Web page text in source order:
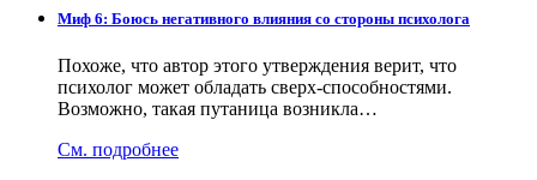
Миф 6: Боюсь негативного влияния со стороны психолога
Похоже, что автор этого утверждения верит, что
психолог может обладать сверх-способностями.
Возможно, такая путаница возникла…
См. подробнее